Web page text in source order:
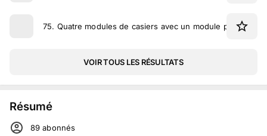
75. Quatre modules de casiers avec un module plus petit
VOIR TOUS LES RÉSULTATS
Résumé
89 abonnés